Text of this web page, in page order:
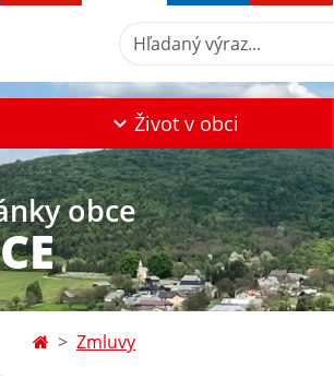
Hľadaný výraz...
Život v obci
obce
Zmluvy